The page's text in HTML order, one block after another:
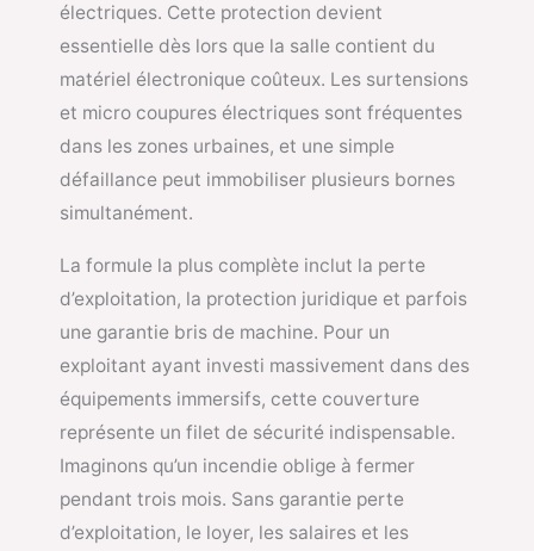
électriques. Cette protection devient
essentielle dès lors que la salle contient du
matériel électronique coûteux. Les surtensions
et micro coupures électriques sont fréquentes
dans les zones urbaines, et une simple
défaillance peut immobiliser plusieurs bornes
simultanément.
La formule la plus complète inclut la perte
d’exploitation, la protection juridique et parfois
une garantie bris de machine. Pour un
exploitant ayant investi massivement dans des
équipements immersifs, cette couverture
représente un filet de sécurité indispensable.
Imaginons qu’un incendie oblige à fermer
pendant trois mois. Sans garantie perte
d’exploitation, le loyer, les salaires et les